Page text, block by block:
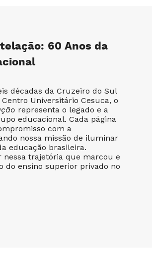
60 Anos da
décadas da Cruzeiro do Sul
Universitário Cesuca, o
representa o legado e a
educacional. Cada página
com a
nossa missão de iluminar
educação brasileira.
nessa trajetória que marcou e
do ensino superior privado no